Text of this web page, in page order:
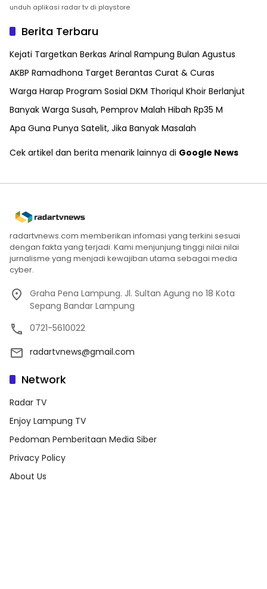
unduh aplikasi radar tv di playstore
Berita Terbaru
Kejati Targetkan Berkas Arinal Rampung Bulan Agustus
AKBP Ramadhona Target Berantas Curat & Curas
Warga Harap Program Sosial DKM Thoriqul Khoir Berlanjut
Banyak Warga Susah, Pemprov Malah Hibah Rp35 M
Apa Guna Punya Satelit, Jika Banyak Masalah
Cek artikel dan berita menarik lainnya di Google News
radartvnews.com memberikan infomasi yang terkini sesuai
dengan fakta yang terjadi. Kami menjunjung tinggi nilai nilai
jurnalisme yang menjadi kewajiban utama sebagai media
cyber.
Graha Pena Lampung. Jl. Sultan Agung no 18 Kota
Sepang Bandar Lampung
0721-5610022
radartvnews@gmail.com
Network
Radar TV
Enjoy Lampung TV
Pedoman Pemberitaan Media Siber
Privacy Policy
About Us